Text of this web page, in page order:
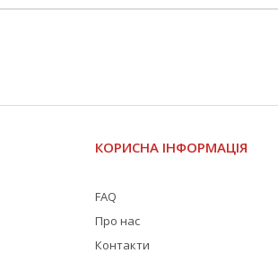
КОРИСНА ІНФОРМАЦІЯ
FAQ
Про нас
Контакти